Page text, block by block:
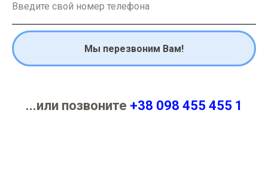
Мы перезвоним Вам!
...или позвоните +38 098 455 455 1